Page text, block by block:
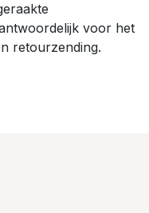
voor het
retourzending.